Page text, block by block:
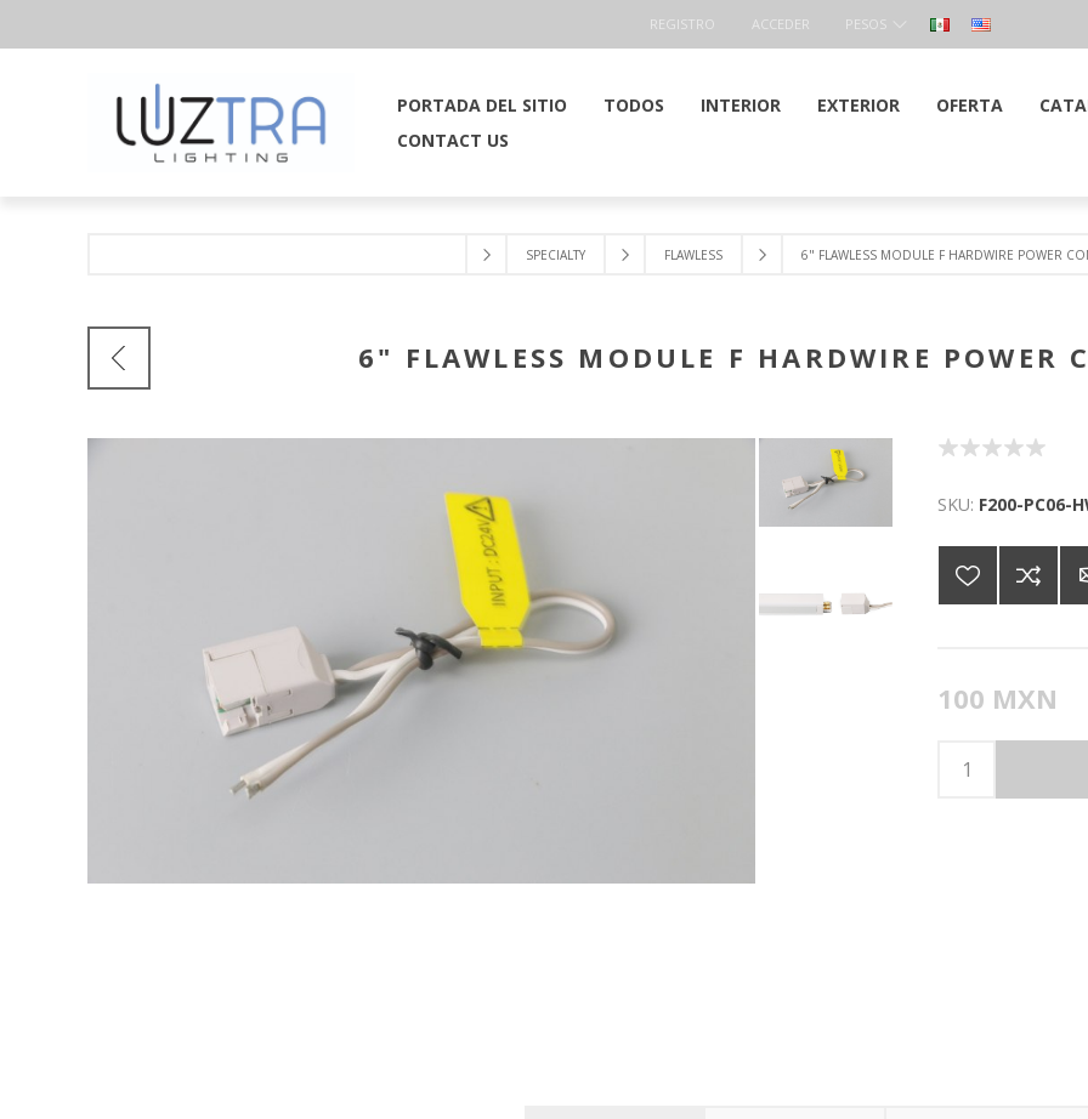
REGISTRO ACCEDER PESOS
PORTADA DEL SITIO TODOS INTERIOR EXTERIOR OFERTA
CONTACT US
SPECIALTY FLAWLESS 6" FLAWLESS MODULE F HARDWIRE POWER
6" FLAWLESS MODULE F HARDWIRE POWER
SKU: F200-PC06-
100 MXN